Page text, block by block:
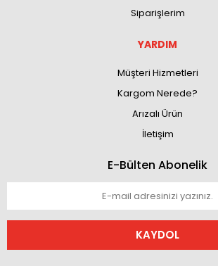
Siparişlerim
YARDIM
Müşteri Hizmetleri
Kargom Nerede?
Arızalı Ürün
İletişim
E-Bülten Abonelik
KAYDOL